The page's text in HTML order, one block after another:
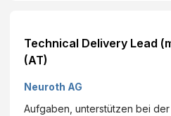
Technical Delivery Lead
(AT)
Neuroth AG
Aufgaben, unterstützen bei